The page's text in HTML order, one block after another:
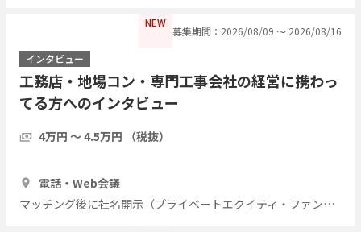
NEW
募集期間：2026/08/09 〜 2026/08/16
インタビュー
工務店・地場コン・専門工事会社の経営に携わっ
てる方へのインタビュー
4万円 〜 4.5万円 （税抜）
電話・Web会議
マッチング後に社名開示（プライベートエクイティ・ファンド）